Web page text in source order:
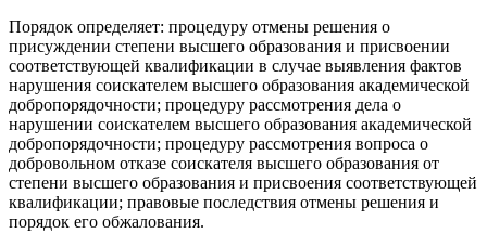
Порядок определяет: процедуру отмены решения о
присуждении степени высшего образования и присвоении
соответствующей квалификации в случае выявления фактов
нарушения соискателем высшего образования академической
добропорядочности; процедуру рассмотрения дела о
нарушении соискателем высшего образования академической
добропорядочности; процедуру рассмотрения вопроса о
добровольном отказе соискателя высшего образования от
степени высшего образования и присвоения соответствующей
квалификации; правовые последствия отмены решения и
порядок его обжалования.